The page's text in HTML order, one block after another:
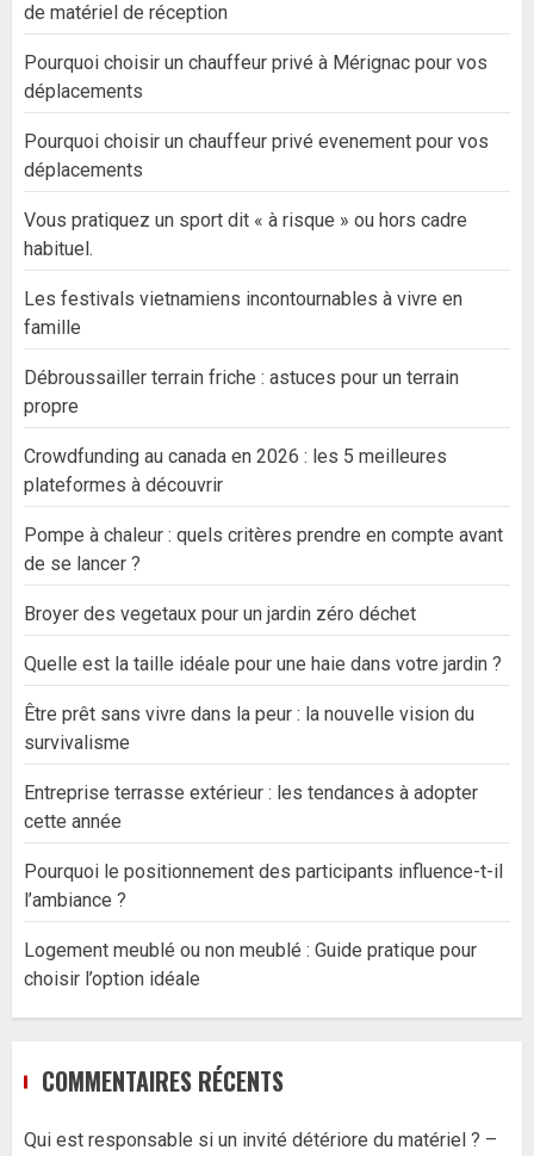
de matériel de réception
Pourquoi choisir un chauffeur privé à Mérignac pour vos
déplacements
Pourquoi choisir un chauffeur privé evenement pour vos
déplacements
Vous pratiquez un sport dit « à risque » ou hors cadre
habituel.
Les festivals vietnamiens incontournables à vivre en
famille
Débroussailler terrain friche : astuces pour un terrain
propre
Crowdfunding au canada en 2026 : les 5 meilleures
plateformes à découvrir
Pompe à chaleur : quels critères prendre en compte avant
de se lancer ?
Broyer des vegetaux pour un jardin zéro déchet
Quelle est la taille idéale pour une haie dans votre jardin ?
Être prêt sans vivre dans la peur : la nouvelle vision du
survivalisme
Entreprise terrasse extérieur : les tendances à adopter
cette année
Pourquoi le positionnement des participants influence-t-il
l’ambiance ?
Logement meublé ou non meublé : Guide pratique pour
choisir l’option idéale
COMMENTAIRES RÉCENTS
Qui est responsable si un invité détériore du matériel ? –